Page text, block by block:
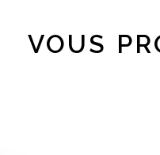
VOUS